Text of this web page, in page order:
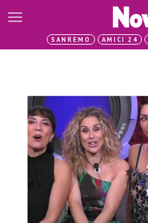
SANREMO AMICI 24